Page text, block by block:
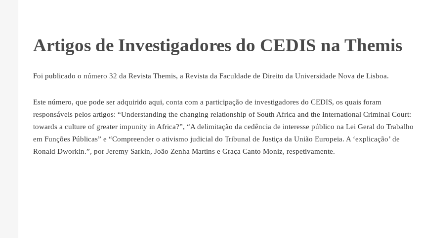
Artigos de Investigadores do CEDIS na Themis
Foi publicado o número 32 da Revista Themis, a Revista da Faculdade de Direito da Universidade Nova de Lisboa.
Este número, que pode ser adquirido aqui, conta com a participação de investigadores do CEDIS, os quais foram
responsáveis pelos artigos: “Understanding the changing relationship of South Africa and the International Criminal Court:
towards a culture of greater impunity in Africa?”, “A delimitação da cedência de interesse público na Lei Geral do Trabalho
em Funções Públicas” e “Compreender o ativismo judicial do Tribunal de Justiça da União Europeia. A ‘explicação’ de
Ronald Dworkin.”, por Jeremy Sarkin, João Zenha Martins e Graça Canto Moniz, respetivamente.